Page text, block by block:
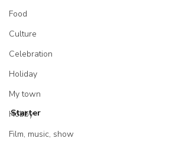
Food
Culture
Celebration
Holiday
My town
Hobby
Film, music, show
Starter